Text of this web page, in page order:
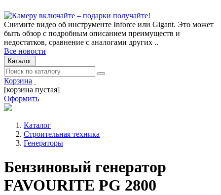
Снимите видео об инструменте Inforce или Gigant. Это может
быть обзор с подробным описанием преимуществ и
недостатков, сравнение с аналогами других ..
Все новости
Каталог
Корзина
[корзина пустая]
Оформить
Каталог
Строительная техника
Генераторы
Бензиновый генератор
FAVOURITE PG 2800